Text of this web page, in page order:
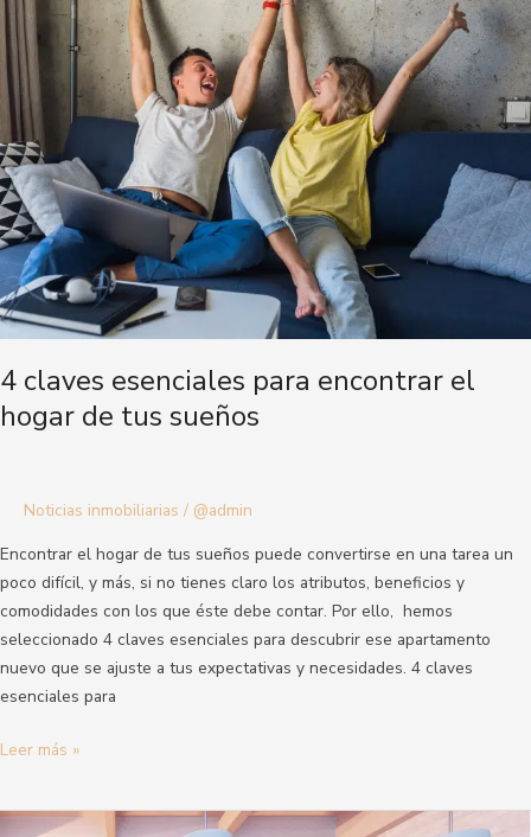
4 claves esenciales para encontrar el
hogar de tus sueños
Noticias inmobiliarias / @admin
Encontrar el hogar de tus sueños puede convertirse en una tarea un
poco difícil, y más, si no tienes claro los atributos, beneficios y
comodidades con los que éste debe contar. Por ello, hemos
seleccionado 4 claves esenciales para descubrir ese apartamento
nuevo que se ajuste a tus expectativas y necesidades. 4 claves
esenciales para
esenciales
para
encontrar
el
hogar
de
tus
sueños
Leer más »
Zonas